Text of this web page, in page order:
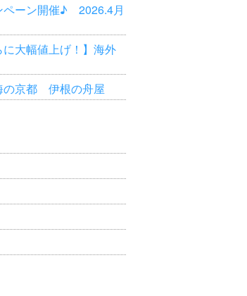
ペーン開催♪ 2026.4月
に大幅値上げ！】海外
の京都 伊根の舟屋